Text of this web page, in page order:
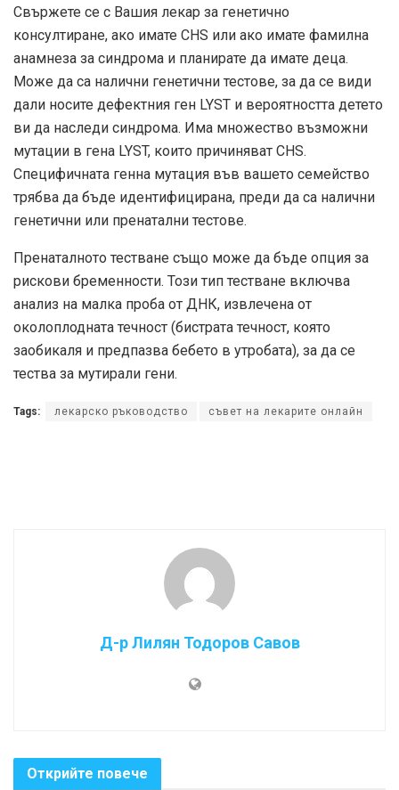
Свържете се с Вашия лекар за генетично
консултиране, ако имате CHS или ако имате фамилна
анамнеза за синдрома и планирате да имате деца.
Може да са налични генетични тестове, за да се види
дали носите дефектния ген LYST и вероятността детето
ви да наследи синдрома. Има множество възможни
мутации в гена LYST, които причиняват CHS.
Специфичната генна мутация във вашето семейство
трябва да бъде идентифицирана, преди да са налични
генетични или пренатални тестове.
Пренаталното тестване също може да бъде опция за
рискови бременности. Този тип тестване включва
анализ на малка проба от ДНК, извлечена от
околоплодната течност (бистрата течност, която
заобикаля и предпазва бебето в утробата), за да се
тества за мутирали гени.
Tags: лекарско ръководство съвет на лекарите онлайн
Д-р Лилян Тодоров Савов
Открийте повече